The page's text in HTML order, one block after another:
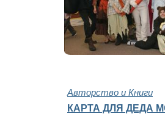
Авторство и Книги
КАРТА ДЛЯ ДЕДА